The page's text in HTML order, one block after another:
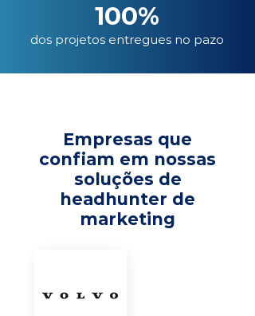
100%
dos projetos entregues no pazo
Empresas que
confiam em nossas
soluções de
headhunter de
marketing